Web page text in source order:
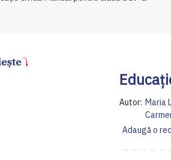
Autor: Maria
Adaugă o